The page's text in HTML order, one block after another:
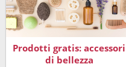
Prodotti gratis: accessori
di bellezza